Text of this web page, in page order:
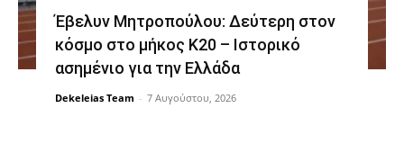
Έβελυν Μητροπούλου: Δεύτερη στον
κόσμο στο μήκος Κ20 – Ιστορικό
ασημένιο για την Ελλάδα
Dekeleias Team - 7 Αυγούστου, 2026